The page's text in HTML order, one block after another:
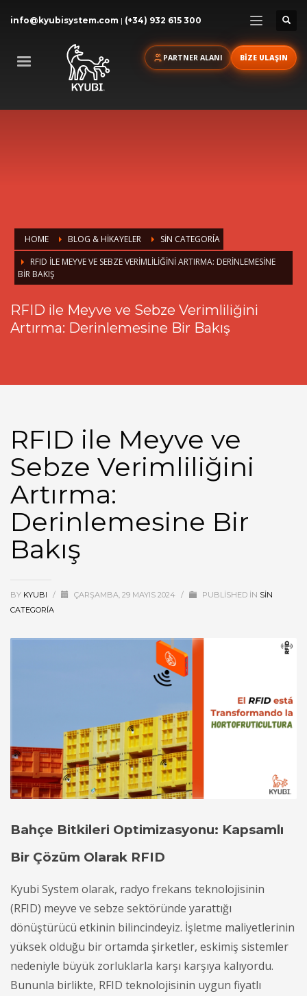
info@kyubisystem.com | (+34) 932 615 300
PARTNER ALANI BİZE ULAŞIN
HOME BLOG & HİKAYELER
SIN CATEGORÍA
RFID ILE MEYVE VE SEBZE VERIMLILIĞINI ARTIRMA: DERINLEMESINE
BIR BAKIŞ
RFID ile Meyve ve Sebze Verimliliğini
Artırma: Derinlemesine Bir Bakış
RFID ile Meyve ve
Sebze Verimliliğini
Artırma:
Derinlemesine Bir
Bakış
BY KYUBI / ÇARŞAMBA, 29 MAYIS 2024 / PUBLISHED IN SIN
CATEGORÍA
Bahçe Bitkileri Optimizasyonu: Kapsamlı
Bir Çözüm Olarak RFID
Kyubi System olarak, radyo frekans teknolojisinin
(RFID) meyve ve sebze sektöründe yarattığı
dönüştürücü etkinin bilincindeyiz. İşletme maliyetlerinin
yüksek olduğu bir ortamda şirketler, eskimiş sistemler
nedeniyle büyük zorluklarla karşı karşıya kalıyordu.
Bununla birlikte, RFID teknolojisinin uygun fiyatlı